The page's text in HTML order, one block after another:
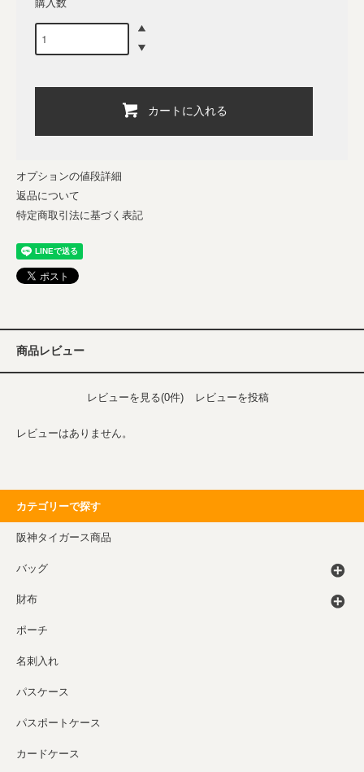
購入数
カートに入れる
オプションの値段詳細
返品について
特定商取引法に基づく表記
商品レビュー
レビューを見る(0件) レビューを投稿
レビューはありません。
カテゴリーで探す
阪神タイガース商品
バッグ
財布
ポーチ
名刺入れ
パスケース
パスポートケース
カードケース